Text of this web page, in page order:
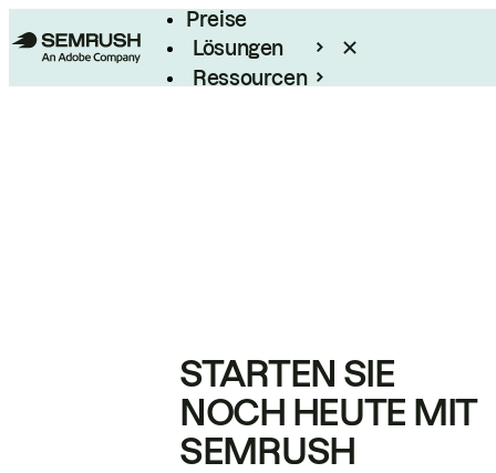
Preise
Lösungen
Ressourcen
STARTEN SIE
NOCH HEUTE MIT
SEMRUSH